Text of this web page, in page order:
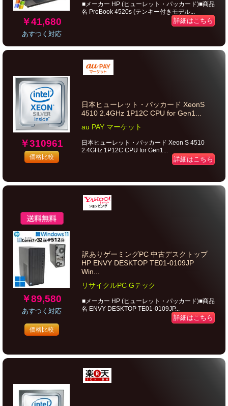
￥41,680
あすつく対応
■メーカー HP (ヒューレット・パッカード)■商品
名 ProBook 4520s (テンキー付きモデル...
詳細はこちら
￥310961
価格比較
日本ヒューレット・パッカード XeonS
4510 2.4GHz 1P12C CPU for Gen1...
au PAY マーケット
日本ヒューレット・パッカード Xeon S 4510
2.4GHz 1P12C CPU for Gen1...
詳細はこちら
￥89,580
あすつく対応
価格比較
訳ありゲーミングPC 中古デスクトップ
HP ENVY DESKTOP TE01-0109JP
Win...
リサイクルPC Gテック
■メーカー HP (ヒューレット・パッカード)■商品
名 ENVY DESKTOP TE01-0109JP...
詳細はこちら